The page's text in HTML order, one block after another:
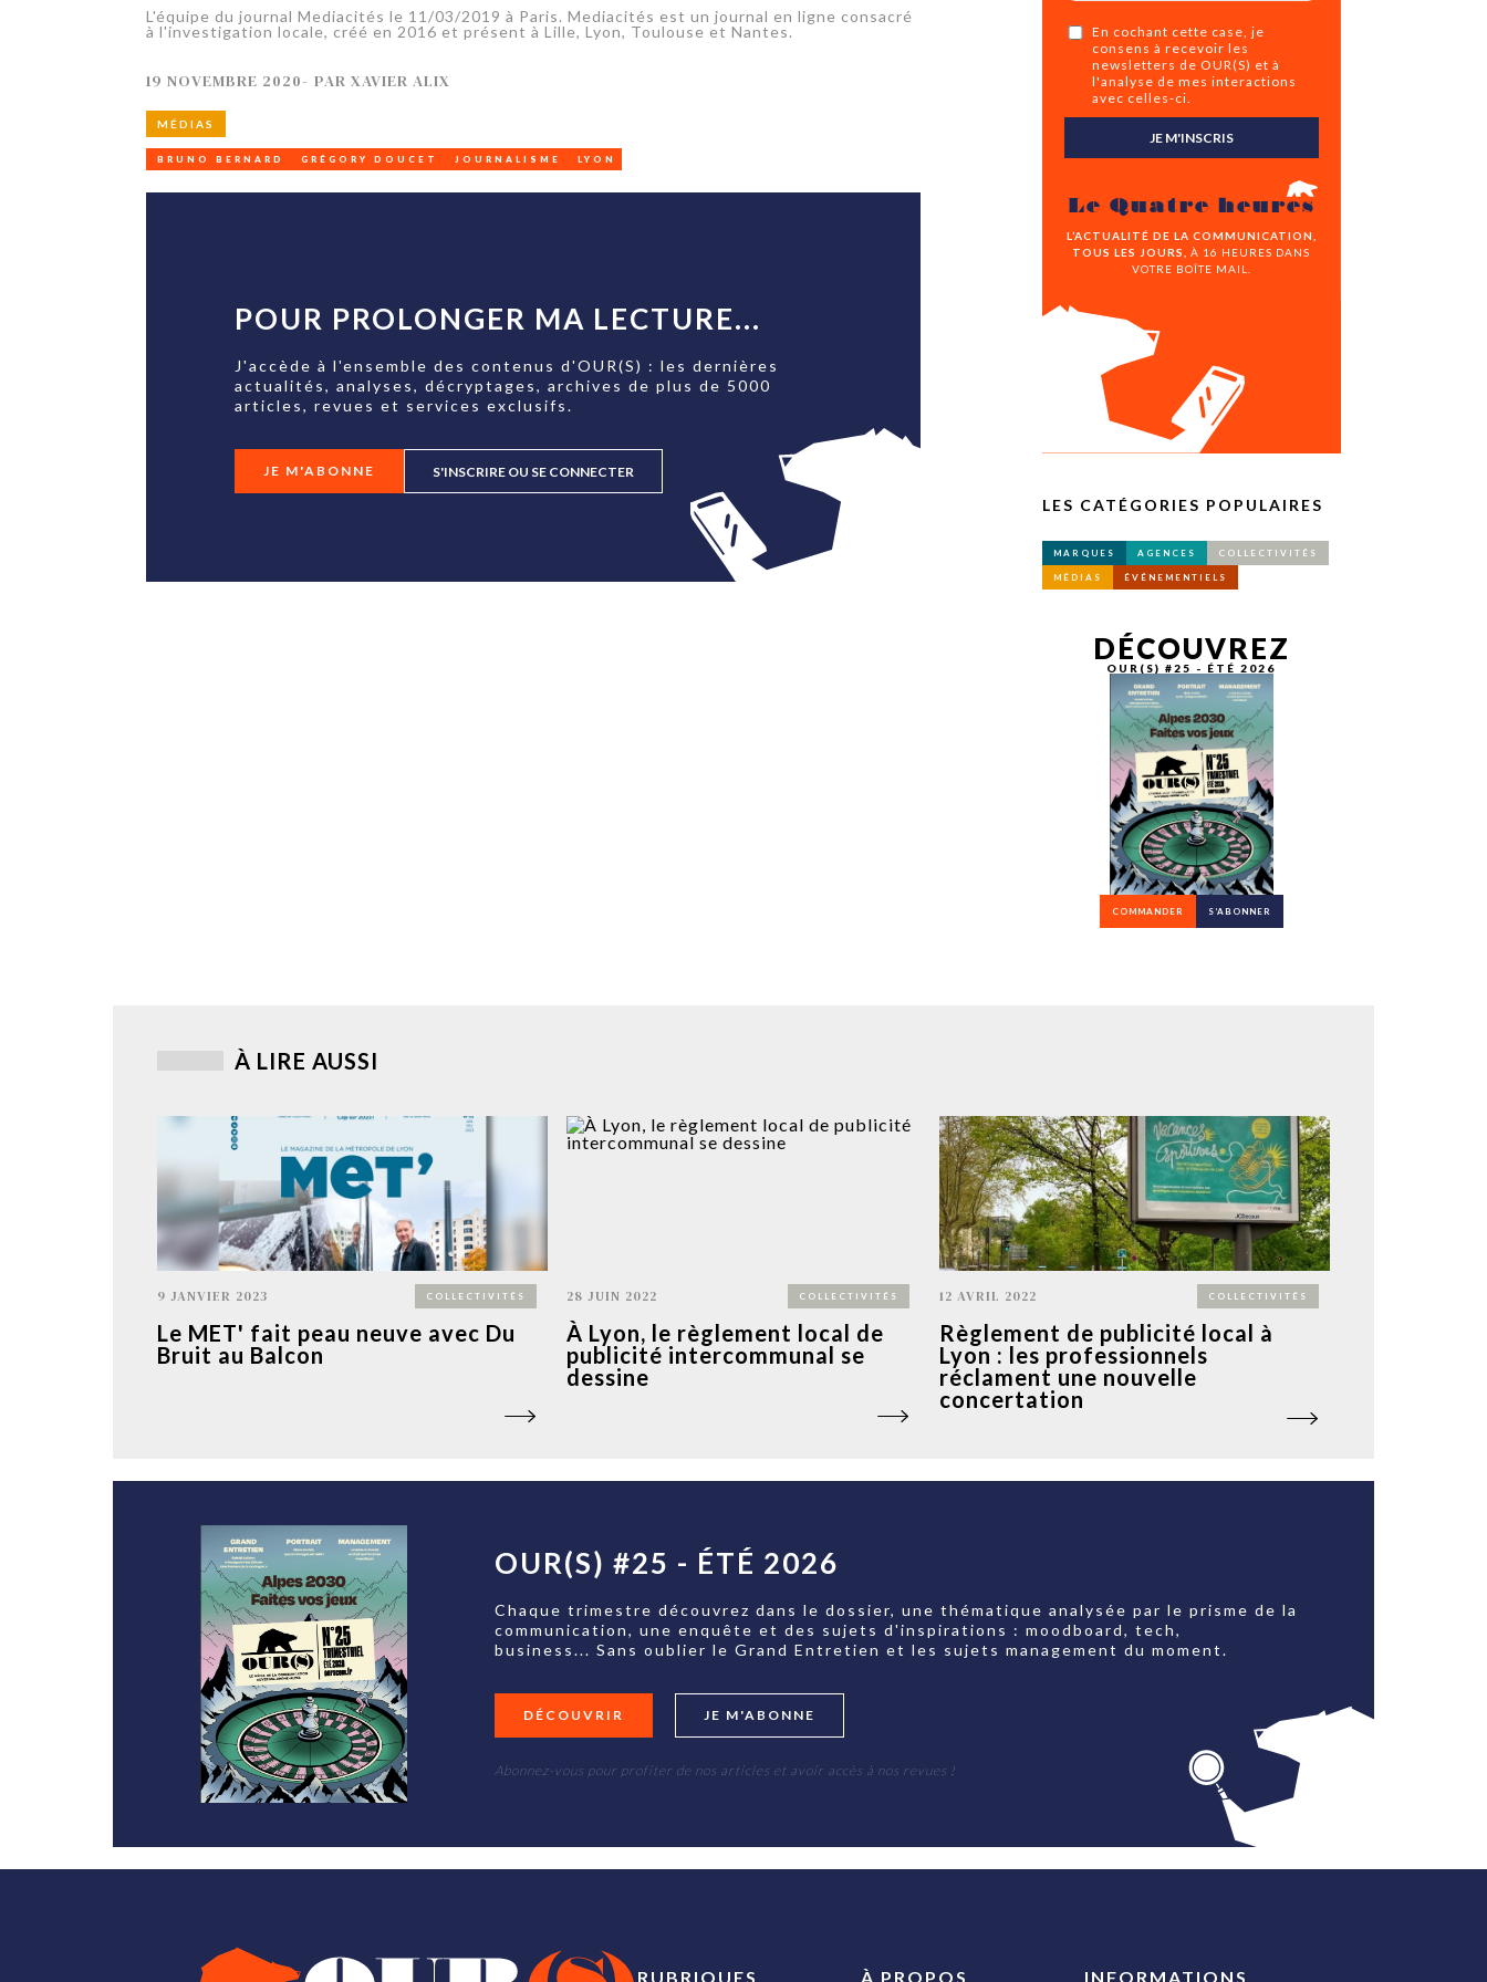
L'équipe du journal Mediacités le 11/03/2019 à Paris. Mediacités est un journal en ligne consacré
à l'investigation locale, créé en 2016 et présent à Lille, Lyon, Toulouse et Nantes.
19 NOVEMBRE 2020- PARXAVIER ALIX
MÉDIAS
BRUNO BERNARD GRÉGORY DOUCET JOURNALISME LYON
POUR PROLONGER MA LECTURE...
J'accède à l'ensemble des contenus d'OUR(S) : les dernières
actualités, analyses, décryptages, archives de plus de 5000
articles, revues et services exclusifs.
JE M'ABONNE S'INSCRIRE OU SE CONNECTER
En cochant cette case, je
consens à recevoir les
newsletters de OUR(S) et à
l'analyse de mes interactions
avec celles-ci.
JE M'INSCRIS
Le Quatre heures
L’ACTUALITÉ DE LA COMMUNICATION,
TOUS LES JOURS,
À 16 HEURES DANS
VOTRE BOÎTE MAIL.
LES CATÉGORIES POPULAIRES
MARQUES AGENCES COLLECTIVITÉS
MÉDIAS ÉVÉNEMENTIELS
DÉCOUVREZ
OUR(S) #25 - ÉTÉ 2026
COMMANDER S’ABONNER
À LIRE AUSSI
9 JANVIER 2023 COLLECTIVITÉS
Le MET' fait peau neuve avec Du
Bruit au Balcon
28 JUIN 2022 COLLECTIVITÉS
À Lyon, le règlement local de
publicité intercommunal se
dessine
12 AVRIL 2022 COLLECTIVITÉS
Règlement de publicité local à
Lyon : les professionnels
réclament une nouvelle
concertation
OUR(S) #25 - ÉTÉ 2026
Chaque trimestre découvrez dans le dossier, une thématique analysée par le prisme de la
communication, une enquête et des sujets d'inspirations : moodboard, tech,
business... Sans oublier le Grand Entretien et les sujets management du moment.
DÉCOUVRIR JE M'ABONNE
Abonnez-vous pour profiter de nos articles et avoir accès à nos revues !
RUBRIQUES À PROPOS INFORMATIONS